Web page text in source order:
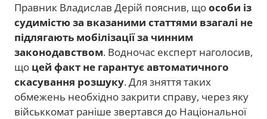
Правник Владислав Дерій пояснив, щоособи із
судимістю за вказаними статтями взагалі не
підлягають мобілізації за чинним
законодавством. Водночас експерт наголосив,
що цей факт не гарантує автоматичного
скасування розшуку. Для зняття таких
обмежень необхідно закрити справу, через яку
військкомат раніше звертався до Національної